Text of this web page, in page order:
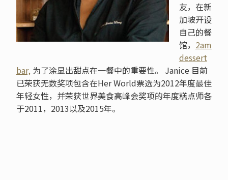
友，在新
加坡开设
自己的餐
馆， 2am
dessert
bar, 为了涂显出甜点在一餐中的重要性。 Janice 目前
已荣获无数奖项包含在Her World票选为2012年度最佳
年轻女性，并荣获世界美食高峰会奖项的年度糕点师各
于2011，2013以及2015年。